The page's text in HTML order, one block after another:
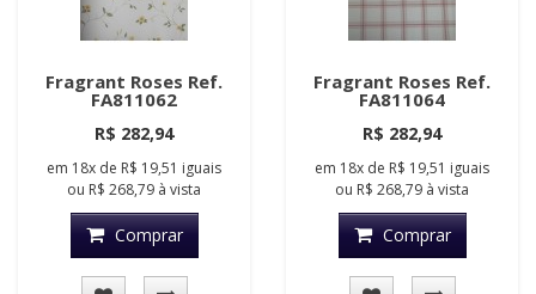
Fragrant Roses Ref.
FA811062
R$ 282,94
em 18x de R$ 19,51 iguais
ou R$ 268,79 à vista
Comprar
Fragrant Roses Ref.
FA811064
R$ 282,94
em 18x de R$ 19,51 iguais
ou R$ 268,79 à vista
Comprar